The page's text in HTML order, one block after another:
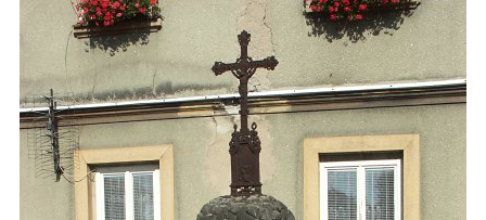
Kříž na návsi v Plavu
Boží muka v Plavu
Kříž u Obrázku severovýchodně od
Práchně
Kříž na rozcestí u domu čp. 283 v Dolním
Podluží
Görnerův kříž u silnice č. 264 v Dolním